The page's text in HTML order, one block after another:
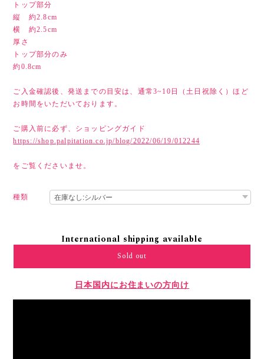
トップ部分
縦 約2.8cm
横 約2.5cm
厚さ
トップ部分のみ
約0.8cm
ご入金確認後、発送までの目安は、通常3~10日（土日祝除く）ほど
お時間をいただいております。
ご購入前に必ず、ショッピングガイド
https://shop.palpitation.co.jp/blog/2022/06/19/012244
をご覧くださいませ。
種類
International shipping available
Sold out
日本国内にお住まいの方向け